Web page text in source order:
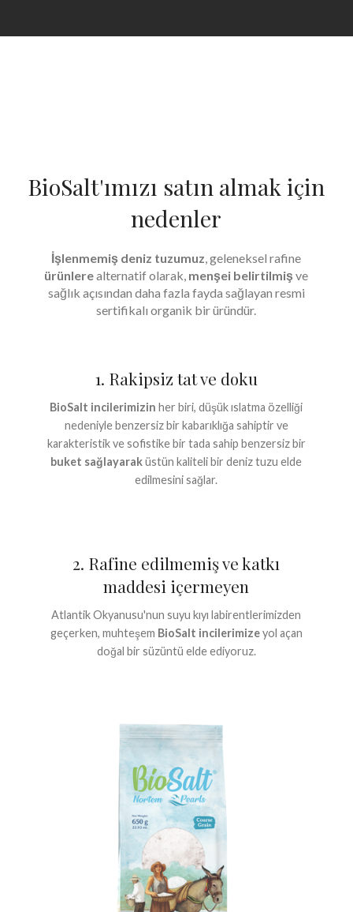
BioSalt'ımızı satın almak için
nedenler
İşlenmemiş deniz tuzumuz, geleneksel rafine
ürünlerealternatif olarak, menşei belirtilmişve
sağlık açısından daha fazla fayda sağlayan resmi
sertifikalı organik bir üründür.
1. Rakipsiz tat ve doku
BioSalt incilerimizin her biri, düşük ıslatma özelliği
nedeniyle benzersiz bir kabarıklığa sahiptir ve
karakteristik ve sofistike bir tada sahip benzersiz bir
buket sağlayaraküstün kaliteli bir deniz tuzu elde
edilmesini sağlar.
2. Rafine edilmemiş ve katkı
maddesi içermeyen
Atlantik Okyanusu'nun suyu kıyı labirentlerimizden
geçerken, muhteşem BioSalt incilerimizeyol açan
doğal bir süzüntü elde ediyoruz.